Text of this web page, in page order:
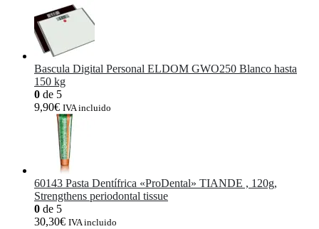
Bascula Digital Personal ELDOM GWO250 Blanco hasta
150 kg
0 de 5
9,90€ IVA incluido
60143 Pasta Dentífrica «ProDental» TIANDE , 120g,
Strengthens periodontal tissue
0 de 5
30,30€ IVA incluido